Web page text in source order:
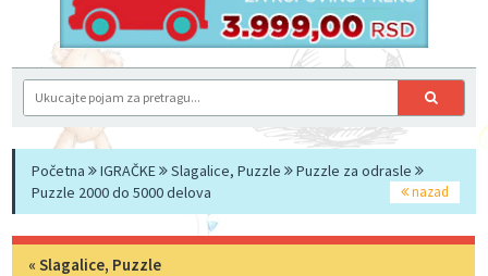
Početna IGRAČKE Slagalice, Puzzle
Puzzle za odrasle
Puzzle 2000 do 5000 delova
nazad
«Slagalice, Puzzle